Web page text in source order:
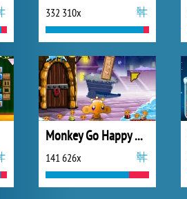
332 310x
Monkey Go Happy Xmas Time
141 626x